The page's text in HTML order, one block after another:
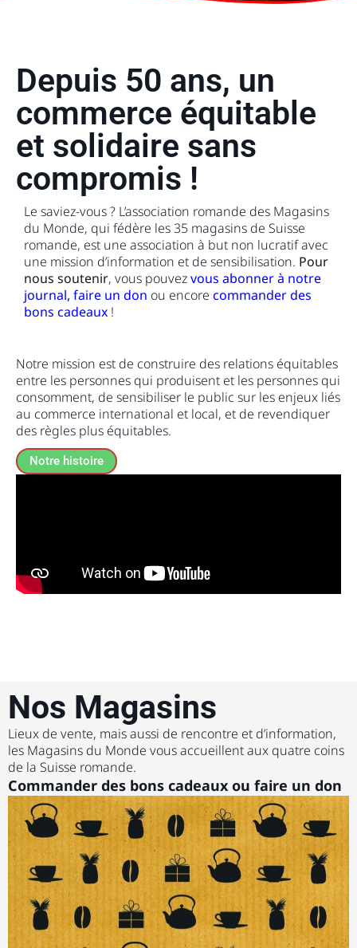
Depuis 50 ans, un
commerce équitable
et solidaire sans
compromis !
Le saviez-vous ? L’association romande des Magasins
du Monde, qui fédère les 35 magasins de Suisse
romande, est une association à but non lucratif avec
une mission d’information et de sensibilisation. Pour
nous soutenir, vous pouvezvous abonner à notre
journal, faire un don ou encore commander des
bons cadeaux !
Notre mission est de construire des relations équitables
entre les personnes qui produisent et les personnes qui
consomment, de sensibiliser le public sur les enjeux liés
au commerce international et local, et de revendiquer
des règles plus équitables.
Notre histoire
Nos Magasins
Lieux de vente, mais aussi de rencontre et d’information,
les Magasins du Monde vous accueillent aux quatre coins
de la Suisse romande.
Commander des bons cadeaux ou faire un don